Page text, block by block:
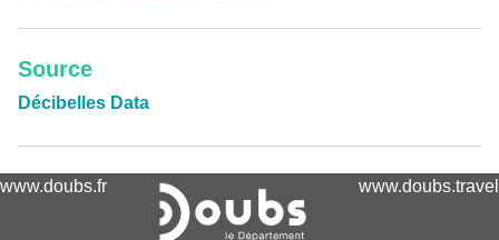
Source
Décibelles Data
www.doubs.fr www.doubs.travel